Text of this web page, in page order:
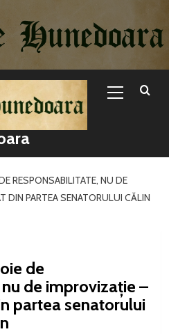
Menu
RESPONSABILITATE, NU DE
DIN PARTEA SENATORULUI CĂLIN
de
de improvizație –
partea senatorului